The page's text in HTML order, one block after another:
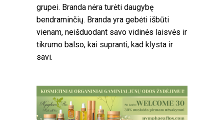
grupei. Branda nėra turėti daugybę
bendraminčių. Branda yra gebėti išbūti
vienam, neišduodant savo vidinės laisvės ir
tikrumo balso, kai supranti, kad klysta ir
savi.